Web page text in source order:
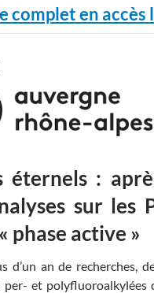
complet en accès
éternels :
sur les
phase active »
d’un an de recherches,
per- et polyfluoroalkylées